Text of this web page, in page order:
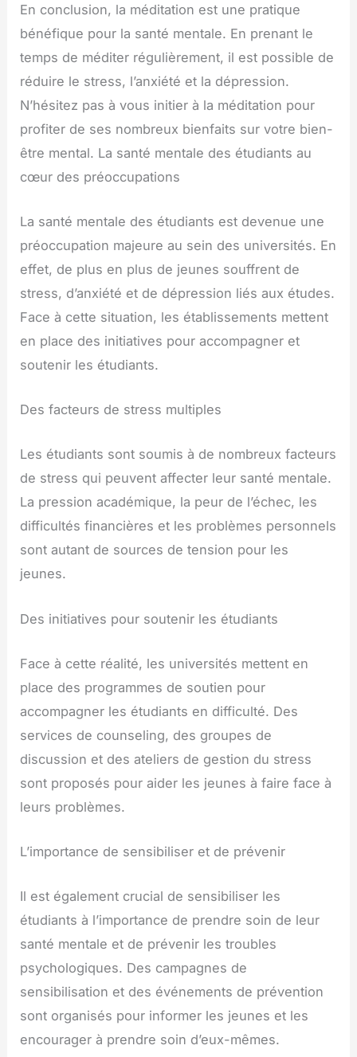
En conclusion, la méditation est une pratique
bénéfique pour la santé mentale. En prenant le
temps de méditer régulièrement, il est possible de
réduire le stress, l’anxiété et la dépression.
N’hésitez pas à vous initier à la méditation pour
profiter de ses nombreux bienfaits sur votre bien-
être mental. La santé mentale des étudiants au
cœur des préoccupations
La santé mentale des étudiants est devenue une
préoccupation majeure au sein des universités. En
effet, de plus en plus de jeunes souffrent de
stress, d’anxiété et de dépression liés aux études.
Face à cette situation, les établissements mettent
en place des initiatives pour accompagner et
soutenir les étudiants.
Des facteurs de stress multiples
Les étudiants sont soumis à de nombreux facteurs
de stress qui peuvent affecter leur santé mentale.
La pression académique, la peur de l’échec, les
difficultés financières et les problèmes personnels
sont autant de sources de tension pour les
jeunes.
Des initiatives pour soutenir les étudiants
Face à cette réalité, les universités mettent en
place des programmes de soutien pour
accompagner les étudiants en difficulté. Des
services de counseling, des groupes de
discussion et des ateliers de gestion du stress
sont proposés pour aider les jeunes à faire face à
leurs problèmes.
L’importance de sensibiliser et de prévenir
Il est également crucial de sensibiliser les
étudiants à l’importance de prendre soin de leur
santé mentale et de prévenir les troubles
psychologiques. Des campagnes de
sensibilisation et des événements de prévention
sont organisés pour informer les jeunes et les
encourager à prendre soin d’eux-mêmes.